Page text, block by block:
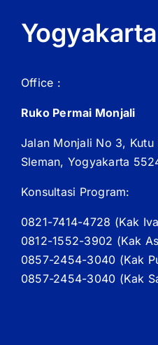
Yogyakarta
Office :
Ruko Permai Monjali
Jalan Monjali No 3,
Sleman, Yogyakarta
Konsultasi Program:
0821-7414-4728 (Kak
0812-1552-3902 (Kak
0857-2454-3040 (Kak
0857-2454-3040 (Kak